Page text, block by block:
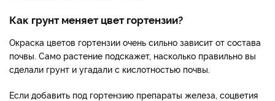
Как грунт меняет цвет гортензии?
Окраска цветов гортензии очень сильно зависит от состава
почвы. Само растение подскажет, насколько правильно вы
сделали грунт и угадали с кислотностью почвы.
Если добавить под гортензию препараты железа, соцветия